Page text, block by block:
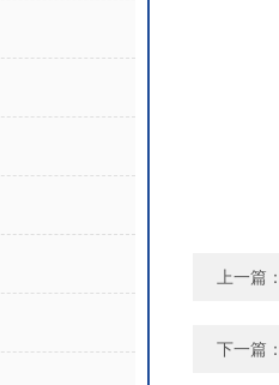
上一篇
下一篇